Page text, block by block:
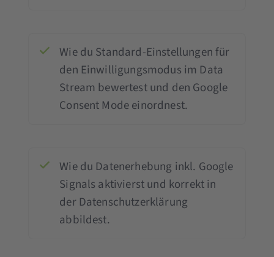
Wie du Standard-Einstellungen für
den Einwilligungsmodus im Data
Stream bewertest und den Google
Consent Mode einordnest.
Wie du Datenerhebung inkl. Google
Signals aktivierst und korrekt in
der Datenschutzerklärung
abbildest.